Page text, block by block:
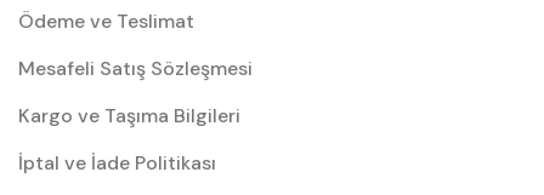
Ödeme ve Teslimat
Mesafeli Satış Sözleşmesi
Kargo ve Taşıma Bilgileri
İptal ve İade Politikası